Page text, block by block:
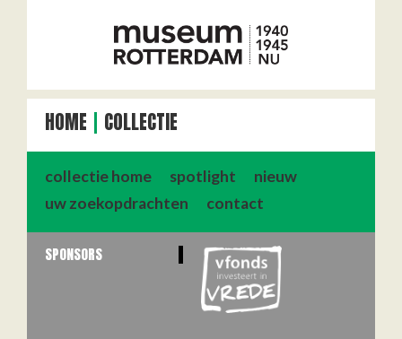
HOME COLLECTIE
collectie home spotlight
nieuw
uw zoekopdrachten
contact
SPONSORS